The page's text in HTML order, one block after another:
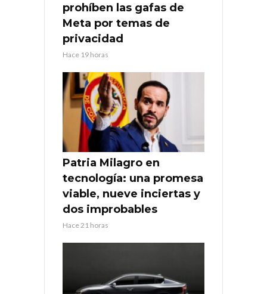
prohíben las gafas de
Meta por temas de
privacidad
Hace 19 horas
Patria Milagro en
tecnología: una promesa
viable, nueve inciertas y
dos improbables
Hace 21 horas